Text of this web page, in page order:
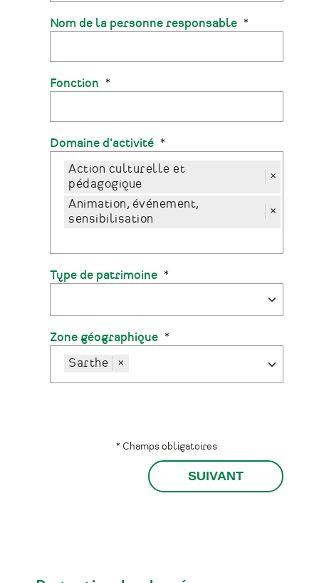
Nom de la personne responsable
Fonction
Domaine d'activité
Action culturelle et
pédagogique
×
Animation, événement,
sensibilisation
×
Type de patrimoine
Zone géographique
Sarthe
×
* Champs obligatoires